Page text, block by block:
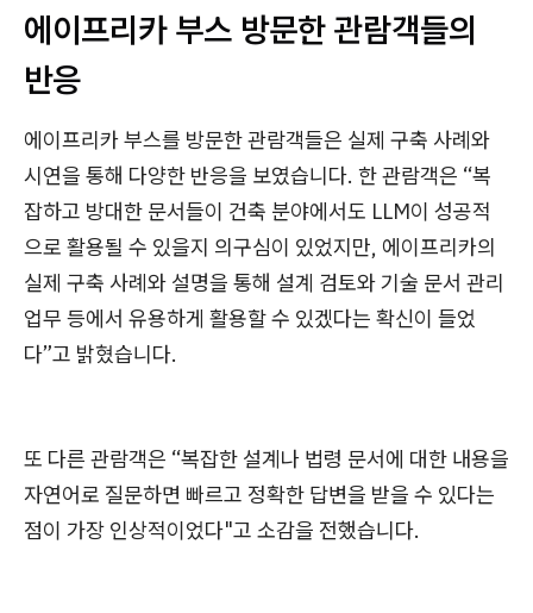
에이프리카 부스 방문한 관람객들의
반응
에이프리카 부스를 방문한 관람객들은 실제 구축 사례와
시연을 통해 다양한 반응을 보였습니다. 한 관람객은 “복
잡하고 방대한 문서들이 건축 분야에서도 LLM이 성공적
으로 활용될 수 있을지 의구심이 있었지만, 에이프리카의
실제 구축 사례와 설명을 통해 설계 검토와 기술 문서 관리
업무 등에서 유용하게 활용할 수 있겠다는 확신이 들었
다”고 밝혔습니다.
또 다른 관람객은 “복잡한 설계나 법령 문서에 대한 내용을
자연어로 질문하면 빠르고 정확한 답변을 받을 수 있다는
점이 가장 인상적이었다"고 소감을 전했습니다.